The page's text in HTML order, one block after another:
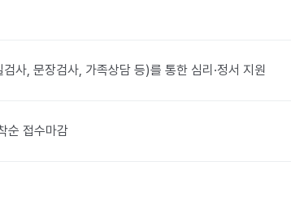
사, 문장검사, 가족상담 등)를 통한 심리·정서 지원
순 접수마감